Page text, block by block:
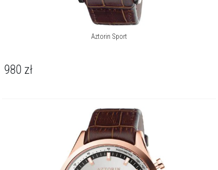
Aztorin Sport
980 zł